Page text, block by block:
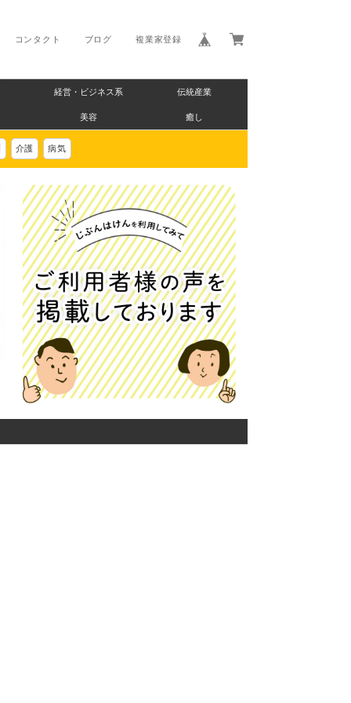
複業家登録
ブログ
コンタクト
経営・ビジネス系 伝統産業
美容 癒し
介護 病気